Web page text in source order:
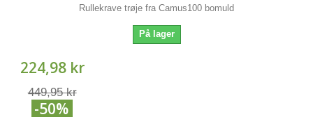
Rullekrave trøje fra Camus100 bomuld
På lager
224,98 kr
449,95 kr
-50%